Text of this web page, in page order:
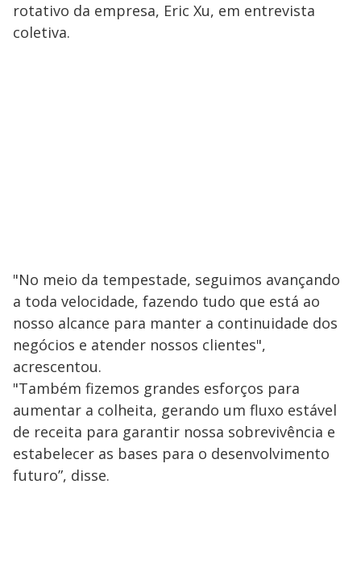
rotativo da empresa, Eric Xu, em entrevista
coletiva.
"No meio da tempestade, seguimos avançando
a toda velocidade, fazendo tudo que está ao
nosso alcance para manter a continuidade dos
negócios e atender nossos clientes",
acrescentou.
"Também fizemos grandes esforços para
aumentar a colheita, gerando um fluxo estável
de receita para garantir nossa sobrevivência e
estabelecer as bases para o desenvolvimento
futuro”, disse.